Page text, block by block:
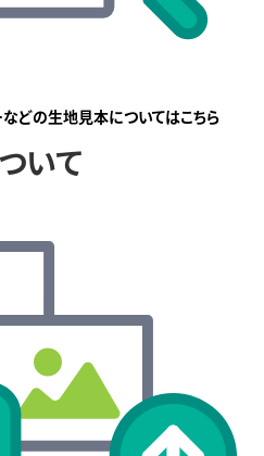
などの生地見本についてはこちら
いて